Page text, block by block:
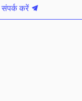
संपर्क करें